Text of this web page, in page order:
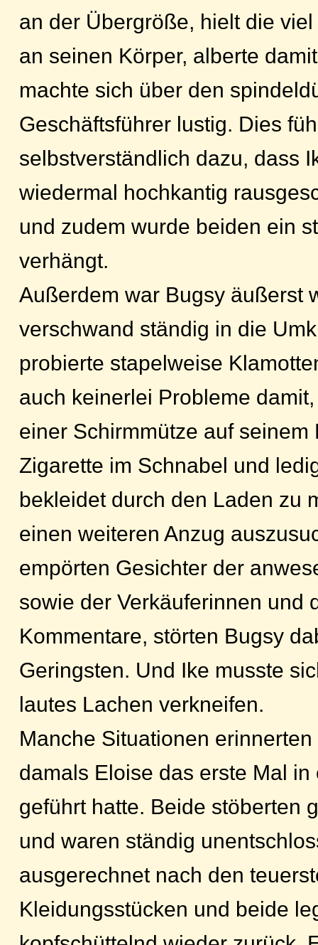
an der Übergröße, hielt die
an seinen Körper, alberte
machte sich über den
Geschäftsführer lustig. Dies
selbstverständlich dazu, dass
wiedermal hochkantig
und zudem wurde beiden ein
verhängt.
Außerdem war Bugsy äußerst
verschwand ständig in die
probierte stapelweise
auch keinerlei Probleme
einer Schirmmütze auf seinem
Zigarette im Schnabel und
bekleidet durch den Laden zu
einen weiteren Anzug
empörten Gesichter der
sowie der Verkäuferinnen und
Kommentare, störten Bugsy
Geringsten. Und Ike musste
lautes Lachen verkneifen.
Manche Situationen
damals Eloise das erste Mal
geführt hatte. Beide stöberten
und waren ständig
ausgerechnet nach den
Kleidungsstücken und beide